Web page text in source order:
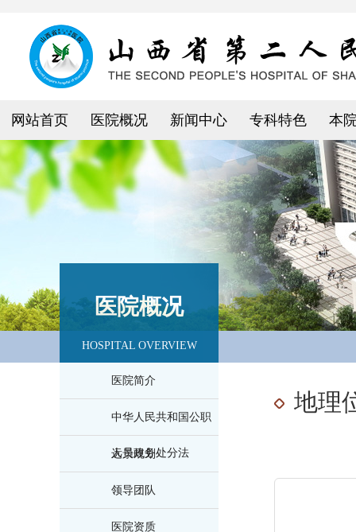
网站首页 医院概况 新闻中心 专科特色 本
医院概况
HOSPITAL OVERVIEW
医院简介
中华人民共和国公职
人员政务处分法
远景规划
领导团队
医院资质
地理